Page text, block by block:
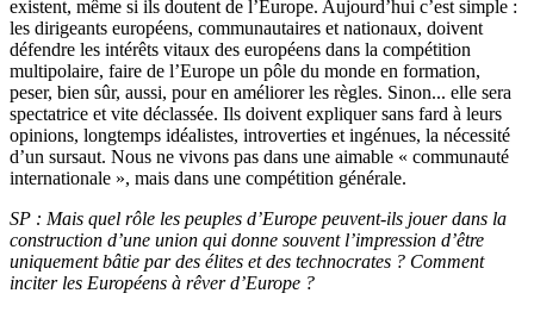
existent, même si ils doutent de l’Europe. Aujourd’hui c’est simple :
les dirigeants européens, communautaires et nationaux, doivent
défendre les intérêts vitaux des européens dans la compétition
multipolaire, faire de l’Europe un pôle du monde en formation,
peser, bien sûr, aussi, pour en améliorer les règles. Sinon... elle sera
spectatrice et vite déclassée. Ils doivent expliquer sans fard à leurs
opinions, longtemps idéalistes, introverties et ingénues, la nécessité
d’un sursaut. Nous ne vivons pas dans une aimable « communauté
internationale », mais dans une compétition générale.
SP : Mais quel rôle les peuples d’Europe peuvent-ils jouer dans la
construction d’une union qui donne souvent l’impression d’être
uniquement bâtie par des élites et des technocrates ? Comment
inciter les Européens à rêver d’Europe ?